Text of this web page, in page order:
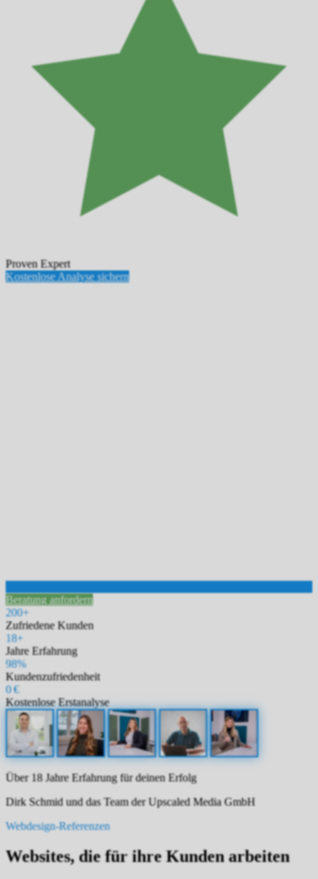
Proven Expert
Kostenlose Analyse sichern
Beratung anfordern
200+
Zufriedene Kunden
18+
Jahre Erfahrung
98%
Kundenzufriedenheit
0 €
Kostenlose Erstanalyse
Über 18 Jahre Erfahrung für deinen Erfolg
Dirk Schmid und das Team der Upscaled Media GmbH
Webdesign-Referenzen
Websites, die für ihre Kunden arbeiten